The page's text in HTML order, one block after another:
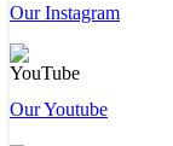
Our Instagram
Our Youtube